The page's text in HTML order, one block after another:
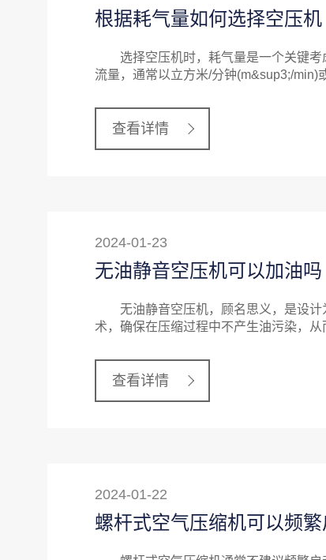
根据耗气量如何选择空压机
选择空压机时，耗气量是一个关键考
流量，通常以立方米/分钟(m&sup3;/min)
查看详情
2024-01-23
无油静音空压机可以加油吗
无油静音空压机，顾名思义，是设计
术，确保在压缩过程中不产生油污染，
查看详情
2024-01-22
螺杆式空气压缩机可以频